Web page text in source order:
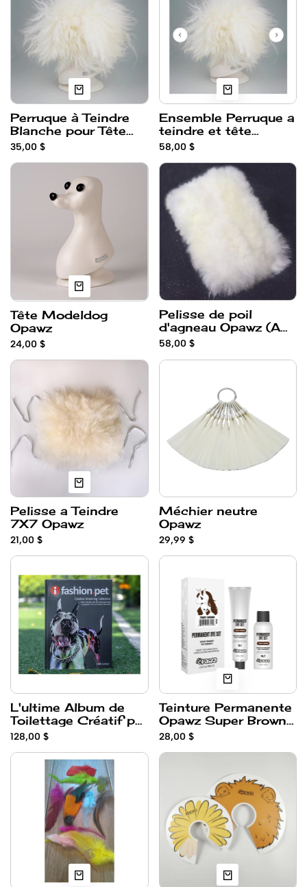
Perruque à Teindre
Blanche pour Tête
modeldog Opawz - (
35,00 $
Ensemble Perruque a
teindre et tête
Opawz
58,00 $
Tête Modeldog
Opawz
24,00 $
Pelisse de poil
d'agneau Opawz (A
teindre) 13x19
58,00 $
Pelisse a Teindre
7X7 Opawz
21,00 $
Méchier neutre
Opawz
29,99 $
L'ultime Album de
Toilettage Créatif par
Opawz
128,00 $
Teinture Permanente
Opawz Super Brown
Teddy
28,00 $